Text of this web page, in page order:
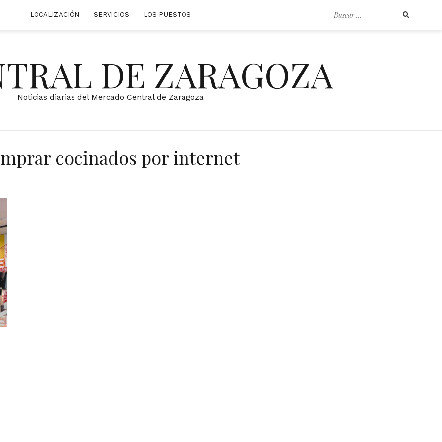
Buscar
LOCALIZACIÓN SERVICIOS LOS PUESTOS
DE ZARAGOZA
Noticias diarias del Mercado Central de Zaragoza
cocinados por internet